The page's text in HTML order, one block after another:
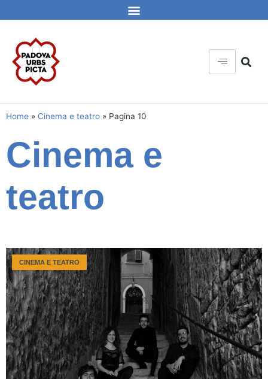
Home » Cinema e teatro » Pagina 10
Cinema e
teatro
CINEMA E TEATRO